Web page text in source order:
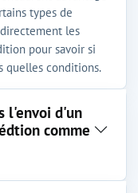
types de
les
pour savoir si
quelles conditions.
l'envoi d'un
comme